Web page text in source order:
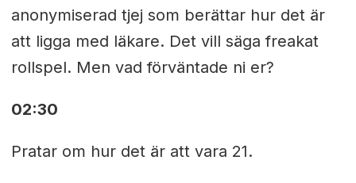
anonymiserad tjej som berättar hur det är
att ligga med läkare. Det vill säga freakat
rollspel. Men vad förväntade ni er?
02:30
Pratar om hur det är att vara 21.